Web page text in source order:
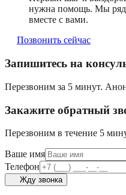
нужна помощь. Мы
вместе с вами.
Позвонить сейчас
Запишитесь на
Перезвоним за 5 минут.
Закажите обратный
Перезвоним в течение 5
Ваше имя
Телефон
Жду звонка